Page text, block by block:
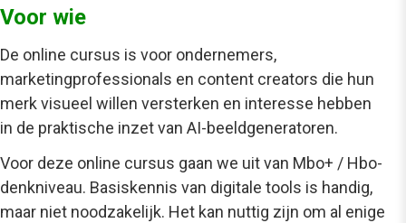
Voor wie
De online cursus is voor ondernemers,
marketingprofessionals en content creators die hun
merk visueel willen versterken en interesse hebben
in de praktische inzet van AI-beeldgeneratoren.
Voor deze online cursus gaan we uit van Mbo+ / Hbo-
denkniveau. Basiskennis van digitale tools is handig,
maar niet noodzakelijk. Het kan nuttig zijn om al enige